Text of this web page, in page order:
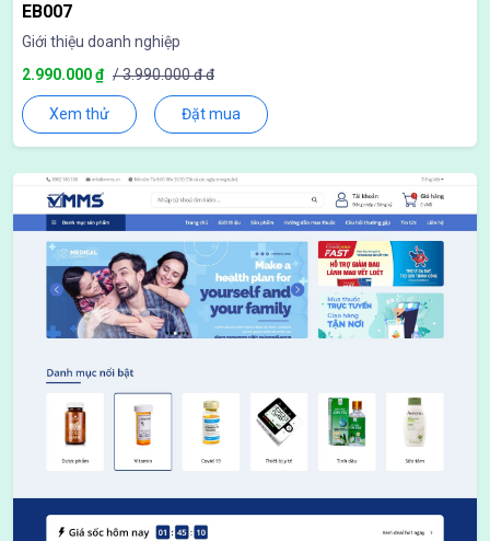
EB007
Giới thiệu doanh nghiệp
2.990.000 ₫ / 3.990.000 đ đ
Xem thử Đặt mua